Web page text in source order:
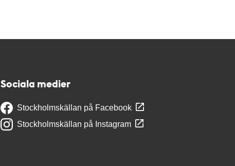
Sociala medier
Stockholmskällan på Facebook
Stockholmskällan på Instagram